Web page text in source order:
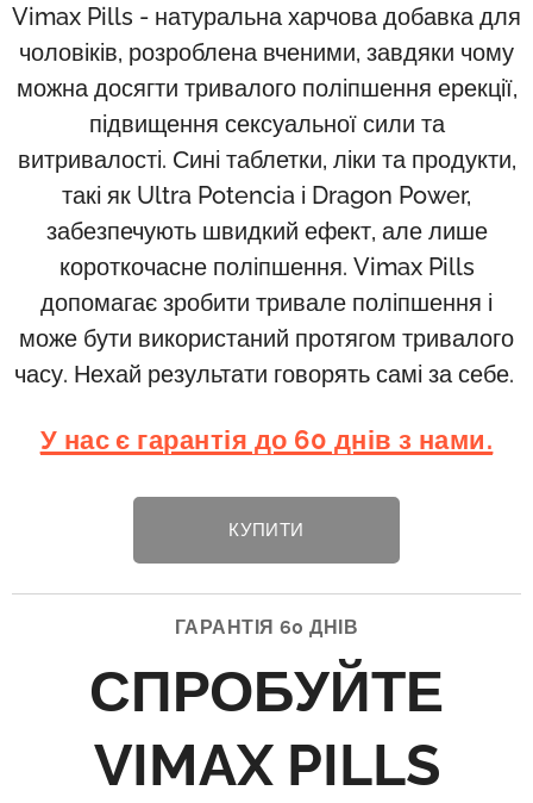
Vimax Pills - натуральна харчова добавка для
чоловіків, розроблена вченими, завдяки чому
можна досягти тривалого поліпшення ерекції,
підвищення сексуальної сили та
витривалості. Сині таблетки, ліки та продукти,
такі як Ultra Potencia і Dragon Power,
забезпечують швидкий ефект, але лише
короткочасне поліпшення. Vimax Pills
допомагає зробити тривале поліпшення і
може бути використаний протягом тривалого
часу. Нехай результати говорять самі за себе.
У нас є гарантія до 60 днів з нами.
КУПИТИ
ГАРАНТІЯ 60 ДНІВ
СПРОБУЙТЕ
VIMAX PILLS